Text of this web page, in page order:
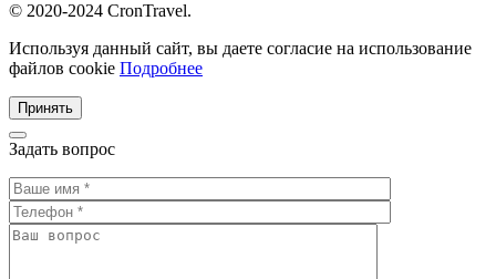
© 2020-2024 CronTravel.
Используя данный сайт, вы даете согласие на использование
файлов cookie Подробнее
Принять
Задать вопрос